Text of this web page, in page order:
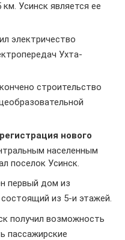
Усинск является ее
электричество
Ухта-
строительство
нового
населенным
поселок Усинск.
первый дом из
из 5-и этажей.
получил возможность
пассажирские